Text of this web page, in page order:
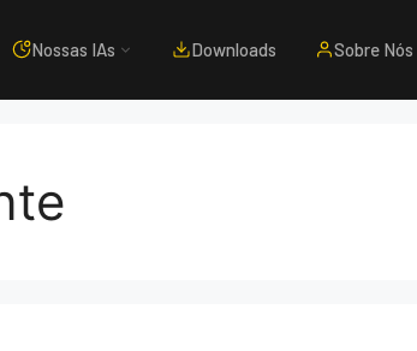
Nossas IAs Downloads Sobre Nós